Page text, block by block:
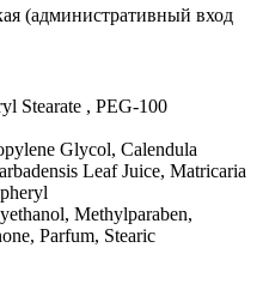
(административный вход
Stearate , PEG-100
Glycol, Сalendula
Leaf Juice, Matricaria
Methylparaben,
Parfum, Steariс